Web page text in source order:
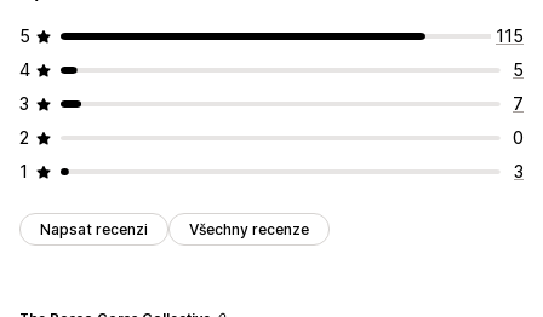
5
115
4
5
3
7
2
0
1
3
Napsat recenzi Všechny recenze